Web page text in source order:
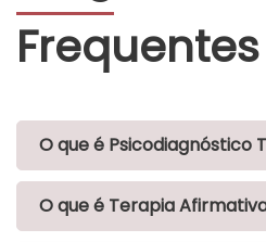
Frequentes
O que é Psicodiagnóstico
O que é Terapia